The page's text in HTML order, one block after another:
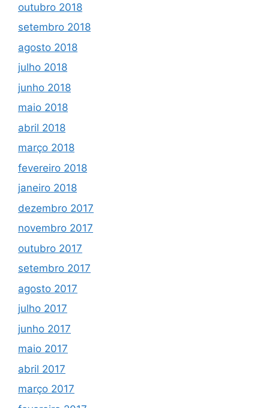
outubro 2018
setembro 2018
agosto 2018
julho 2018
junho 2018
maio 2018
abril 2018
março 2018
fevereiro 2018
janeiro 2018
dezembro 2017
novembro 2017
outubro 2017
setembro 2017
agosto 2017
julho 2017
junho 2017
maio 2017
abril 2017
março 2017